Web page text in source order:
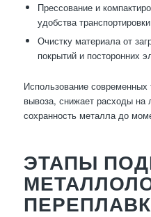
Прессование и
удобства
Очистку материала от
покрытий и посторонних
Использование современных
вывоза, снижает расходы на
сохранность металла до
ЭТАПЫ